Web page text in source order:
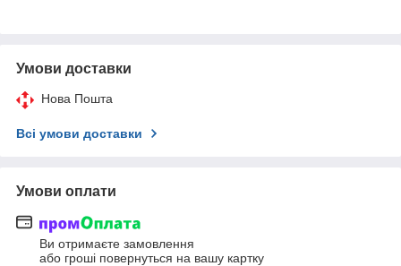
Умови доставки
Нова Пошта
Всі умови доставки
Умови оплати
Ви отримаєте замовлення
або гроші повернуться на вашу картку